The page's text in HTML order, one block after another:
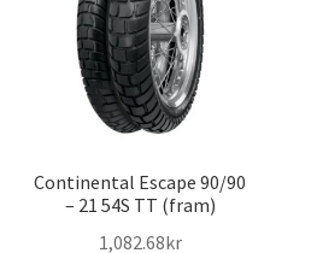
Continental Escape 90/90
– 21 54S TT (fram)
1,082.68kr